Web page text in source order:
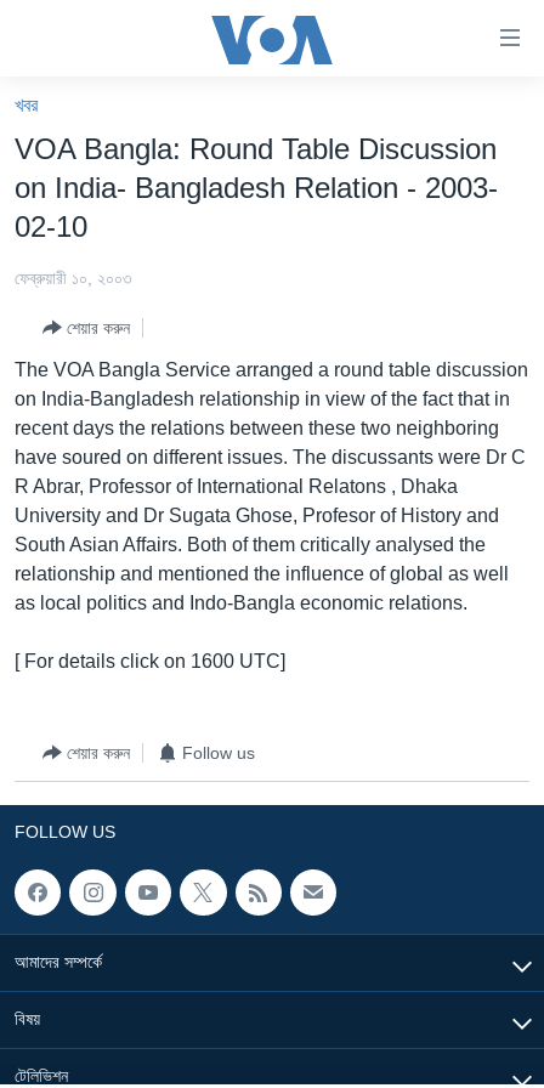
যান।
প্রধান
যান
অনুসন্ধানে
যুক্তরাষ্ট্র
দক্ষিণ-এশিয়া
সম্পাদকীয়
টেলিভিশন
ভিডিও
Learning English
FOLLOW US
অন্য ভাষায় ওয়েব সাইট
খবর
VOA Bangla: Round Table Discussion
on India- Bangladesh Relation - 2003-
02-10
ফেব্রুয়ারী ১০, ২০০৩
শেয়ার করুন
The VOA Bangla Service arranged a round table discussion
on India-Bangladesh relationship in view of the fact that in
recent days the relations between these two neighboring
have soured on different issues. The discussants were Dr C
R Abrar, Professor of International Relatons , Dhaka
University and Dr Sugata Ghose, Profesor of History and
South Asian Affairs. Both of them critically analysed the
relationship and mentioned the influence of global as well
as local politics and Indo-Bangla economic relations.
[ For details click on 1600 UTC]
শেয়ার করুন Follow us
FOLLOW US
আমাদের সম্পর্কে
বিষয়
টেলিভিশন